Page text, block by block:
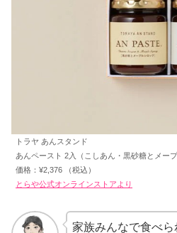
トラヤ あんスタンド
あんペースト 2入（こしあん・黒砂糖とメープ
価格：¥2,376 （税込）
とらや公式オンラインストアより
家族みんなで食べ